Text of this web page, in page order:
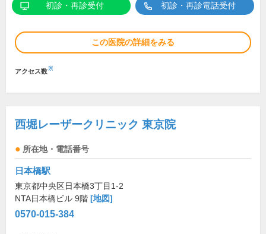
初診・再診受付 初診・再診電話受付
この医院の詳細をみる
アクセス数※
西堀レーザークリニック 東京院
所在地・電話番号
日本橋駅
東京都中央区日本橋3丁目1-2
NTA日本橋ビル 9階 [地図]
0570-015-384